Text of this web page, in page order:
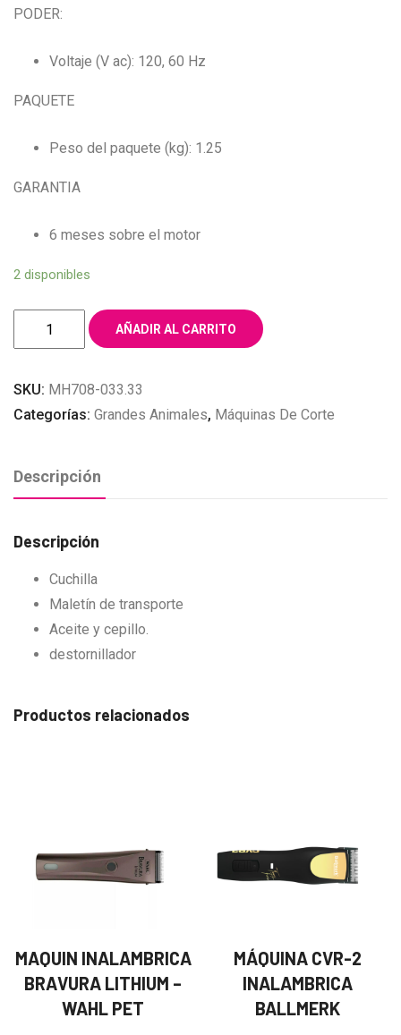
PODER:
Voltaje (V ac): 120, 60 Hz
PAQUETE
Peso del paquete (kg): 1.25
GARANTIA
6 meses sobre el motor
2 disponibles
MAQUINA
ESQUILADORA
HEINIGER
cantidad
AÑADIR AL CARRITO
SKU: MH708-033.33
Categorías: Grandes Animales, Máquinas De Corte
Descripción
Descripción
Cuchilla
Maletín de transporte
Aceite y cepillo.
destornillador
Productos relacionados
MAQUIN INALAMBRICA
BRAVURA LITHIUM –
WAHL PET
MÁQUINA CVR-2
INALAMBRICA
BALLMERK